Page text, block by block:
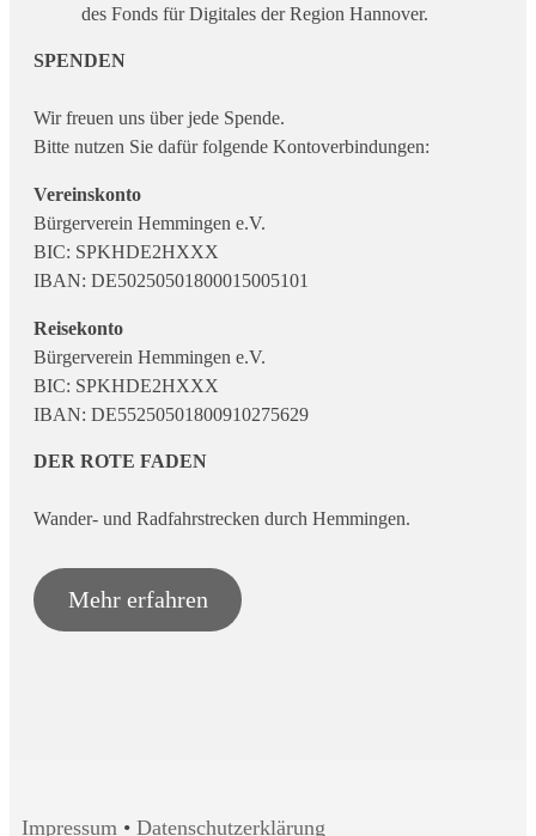
des Fonds für Digitales der Region Hannover.
SPENDEN
Wir freuen uns über jede Spende.
Bitte nutzen Sie dafür folgende Kontoverbindungen:
Vereinskonto
Bürgerverein Hemmingen e.V.
BIC: SPKHDE2HXXX
IBAN: DE50250501800015005101
Reisekonto
Bürgerverein Hemmingen e.V.
BIC: SPKHDE2HXXX
IBAN: DE55250501800910275629
DER ROTE FADEN
Wander- und Radfahrstrecken durch Hemmingen.
Mehr erfahren
Impressum • Datenschutzerklärung